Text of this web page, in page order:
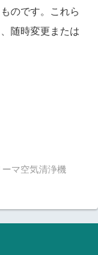
のです。これら
随時変更または
マ空気清浄機